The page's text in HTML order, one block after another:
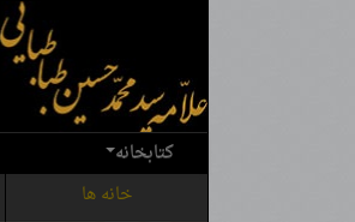
کتابخانه
خانه ها